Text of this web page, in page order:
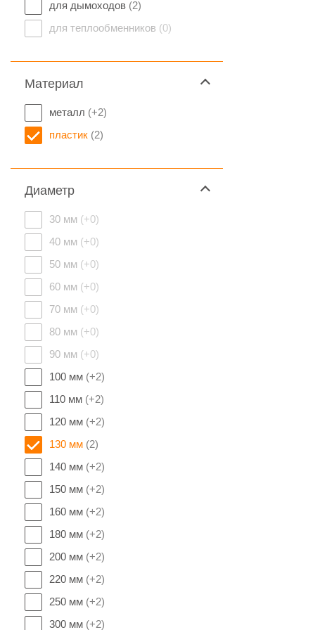
для дымоходов (2)
для теплообменников (0)
Материал
металл (+2)
пластик (2)
Диаметр
30 мм (+0)
40 мм (+0)
50 мм (+0)
60 мм (+0)
70 мм (+0)
80 мм (+0)
90 мм (+0)
100 мм (+2)
110 мм (+2)
120 мм (+2)
130 мм (2)
140 мм (+2)
150 мм (+2)
160 мм (+2)
180 мм (+2)
200 мм (+2)
220 мм (+2)
250 мм (+2)
300 мм (+2)